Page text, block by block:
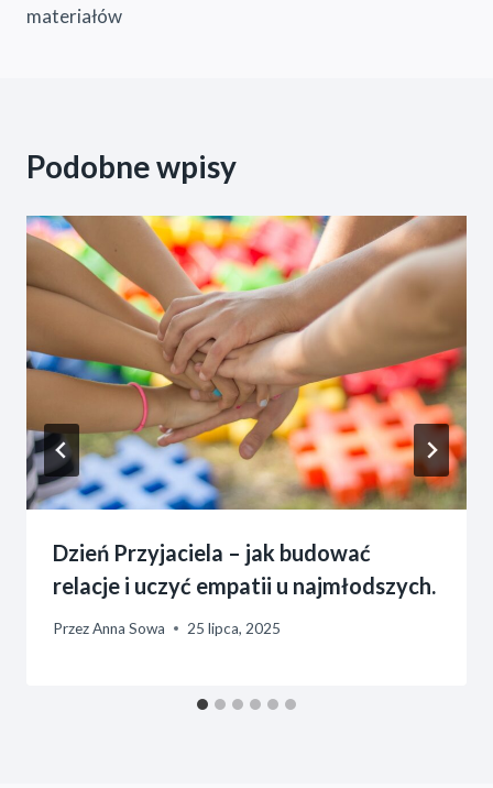
materiałów
Podobne wpisy
Dzień Przyjaciela – jak budować
relacje i uczyć empatii u najmłodszych.
PrzezAnna Sowa 25 lipca, 2025